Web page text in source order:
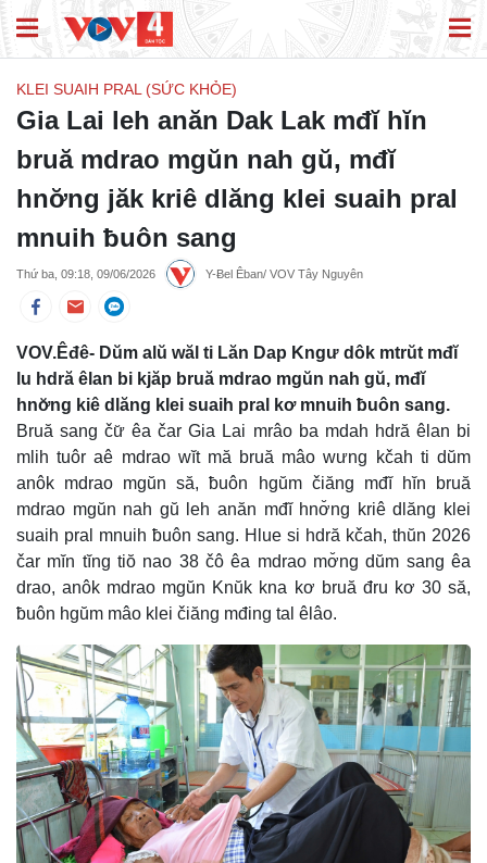
KLEI SUAIH PRAL (SỨC KHỎE)
Gia Lai leh anăn Dak Lak mđĭ hĭn
bruă mdrao mgŭn nah gŭ, mđĭ
hnơ̆ng jăk kriê dlăng klei suaih pral
mnuih ƀuôn sang
Thứ ba, 09:18, 09/06/2026 Y-Ƀel Êban/ VOV Tây Nguyên
VOV.Êđê- Dŭm alŭ wăl ti Lăn Dap Kngư dôk mtrŭt mđĭ
lu hdră êlan bi kjăp bruă mdrao mgŭn nah gŭ, mđĭ
hnơ̆ng kiê dlăng klei suaih pral kơ mnuih ƀuôn sang.
Bruă sang čư̆ êa čar Gia Lai mrâo ba mdah hdră êlan bi
mlih tuôr aê mdrao wĭt mă bruă mâo wưng kčah ti dŭm
anôk mdrao mgŭn să, ƀuôn hgŭm čiăng mđĭ hĭn bruă
mdrao mgŭn nah gŭ leh anăn mđĭ hnơ̆ng kriê dlăng klei
suaih pral mnuih ƀuôn sang. Hlue si hdră kčah, thŭn 2026
čar mĭn tĭng tiŏ nao 38 čô êa mdrao mơ̆ng dŭm sang êa
drao, anôk mdrao mgŭn Knŭk kna kơ bruă đru kơ 30 să,
ƀuôn hgŭm mâo klei čiăng mđing tal êlâo.